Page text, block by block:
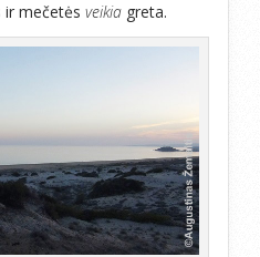
ir mečetės veikia greta.